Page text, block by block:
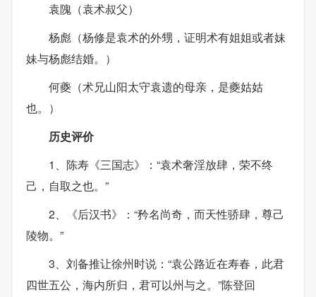
袁隗（袁术叔父）
杨彪（杨修是袁术的外甥，证明术有姐姐或者妹
妹与杨彪结婚。）
何夔（术兄山阳太守袁遗的母亲，是夔姑姑
也。）
历史评价
1、陈寿《三国志》：“袁术奢淫放肆，荣不终
己，自取之也。”
2、《后汉书》：“矜名尚奇，而天性骄肆，尊己
陵物。”
3、刘备推让徐州时说：“袁公路近在寿春，此君
四世五公，海内所归，君可以州与之。”陈登回